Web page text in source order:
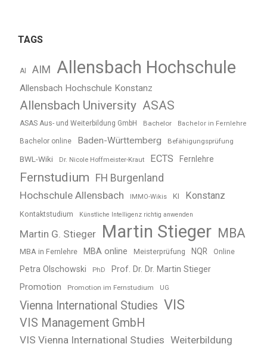
TAGS
AI AIM Allensbach Hochschule
Allensbach Hochschule Konstanz
Allensbach University ASAS
ASAS Aus- und Weiterbildung GmbH Bachelor Bachelor in Fernlehre
Bachelor online Baden-Württemberg Befähigungsprüfung
BWL-Wiki Dr. Nicole Hoffmeister-Kraut ECTS Fernlehre
Fernstudium
FH Burgenland
Hochschule Allensbach
IMMO-Wikis KI Konstanz
Kontaktstudium Künstliche Intelligenz richtig anwenden
Martin G. Stieger Martin Stieger MBA
MBA in Fernlehre MBA online Meisterprüfung NQR Online
Petra Olschowski PhD Prof. Dr. Dr. Martin Stieger
Promotion Promotion im Fernstudium UG
Vienna International Studies VIS
VIS Management GmbH
VIS Vienna International Studies Weiterbildung